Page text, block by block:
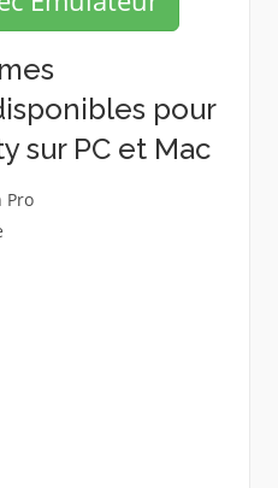
pour
sur PC et Mac
Pro